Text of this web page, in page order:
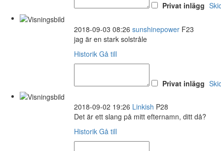
Privat inlägg
2018-09-03 08:26 sunshinepower F23
jag är en stark solstråle
Historik Gå till
Privat inlägg
2018-09-02 19:26 Linkish P28
Det är ett slang på mitt efternamn, ditt då?
Historik Gå till